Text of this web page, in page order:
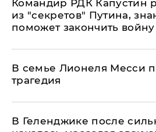
Командир РДК Капустин
из "секретов" Путина,
поможет закончить войну
В семье Лионеля Месси
трагедия
В Геленджике после